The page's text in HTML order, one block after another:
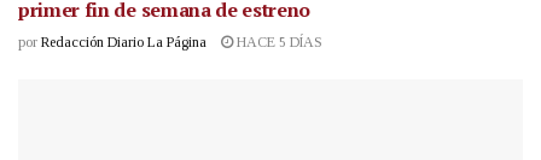
primer fin de semana de estreno
por Redacción Diario La Página HACE 5 DÍAS